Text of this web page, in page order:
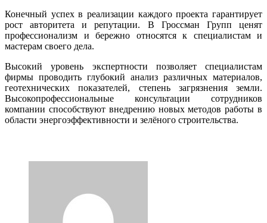
Конечный успех в реализации каждого проекта гарантирует
рост авторитета и репутации. В Гроссман Групп ценят
профессионализм и бережно относятся к специалистам и
мастерам своего дела.
Высокий уровень экспертности позволяет специалистам
фирмы проводить глубокий анализ различных материалов,
геотехнических показателей, степень загрязнения земли.
Высокопрофессиональные консультации сотрудников
компании способствуют внедрению новых методов работы в
области энергоэффективности и зелёного строительства.